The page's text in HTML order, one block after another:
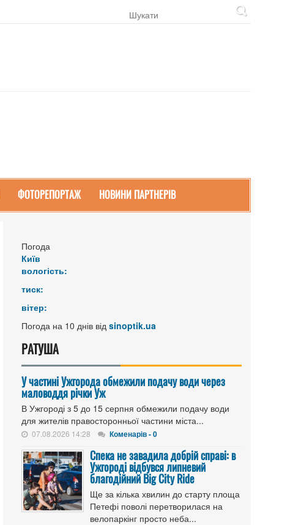
ФОТОРЕПОРТАЖ НОВИНИ ПАРТНЕРІВ
Погода
Київ
вологість:
тиск:
вітер:
Погода на 10 днів від sinoptik.ua
РАТУША
У частині Ужгорода обмежили подачу води через
маловоддя річки Уж
В Ужгороді з 5 до 15 серпня обмежили подачу води
для жителів правосторонньої частини міста...
07.08.2026 14:28 Коменарів - 0
Спека не завадила добрій справі: в
Ужгороді відбувся липневий
благодійний Big City Ride
Ще за кілька хвилин до старту площа
Петефі поволі перетворилася на
велопаркінг просто неба...